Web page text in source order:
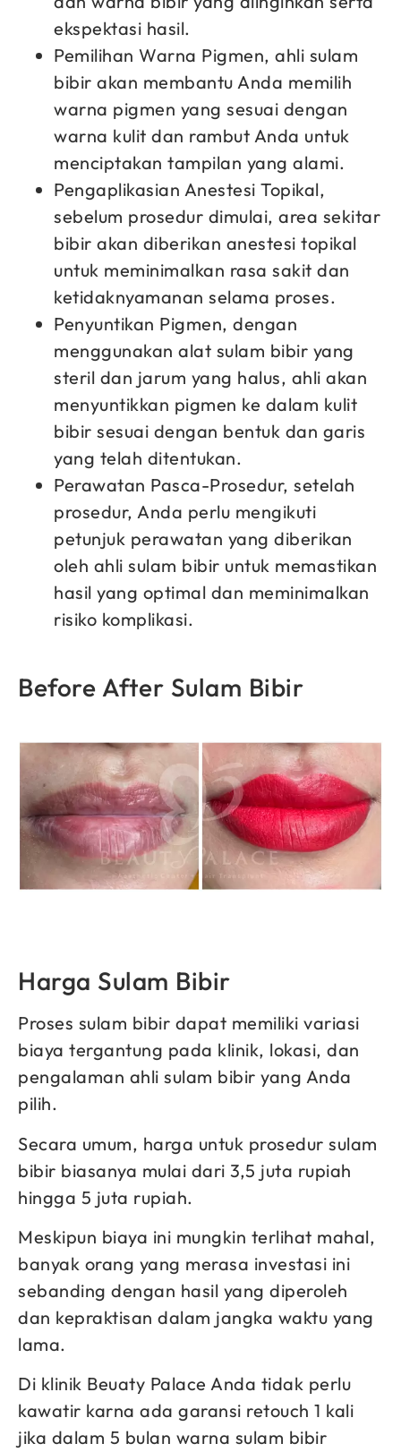
ekspektasi hasil.
Pemilihan Warna Pigmen, ahli sulam
bibir akan membantu Anda memilih
warna pigmen yang sesuai dengan
warna kulit dan rambut Anda untuk
menciptakan tampilan yang alami.
Pengaplikasian Anestesi Topikal,
sebelum prosedur dimulai, area sekitar
bibir akan diberikan anestesi topikal
untuk meminimalkan rasa sakit dan
ketidaknyamanan selama proses.
Penyuntikan Pigmen, dengan
menggunakan alat sulam bibir yang
steril dan jarum yang halus, ahli akan
menyuntikkan pigmen ke dalam kulit
bibir sesuai dengan bentuk dan garis
yang telah ditentukan.
Perawatan Pasca-Prosedur, setelah
prosedur, Anda perlu mengikuti
petunjuk perawatan yang diberikan
oleh ahli sulam bibir untuk memastikan
hasil yang optimal dan meminimalkan
risiko komplikasi.
Before After Sulam Bibir
Harga Sulam Bibir
Proses sulam bibir dapat memiliki variasi
biaya tergantung pada klinik, lokasi, dan
pengalaman ahli sulam bibir yang Anda
pilih.
Secara umum, harga untuk prosedur sulam
bibir biasanya mulai dari 3,5 juta rupiah
hingga 5 juta rupiah.
Meskipun biaya ini mungkin terlihat mahal,
banyak orang yang merasa investasi ini
sebanding dengan hasil yang diperoleh
dan kepraktisan dalam jangka waktu yang
lama.
Di klinik Beuaty Palace Anda tidak perlu
kawatir karna ada garansi retouch 1 kali
jika dalam 5 bulan warna sulam bibir